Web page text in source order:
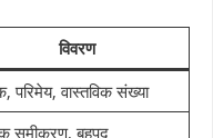
विवरण
परिमेय, वास्तविक संख्या
समीकरण, बहुपद